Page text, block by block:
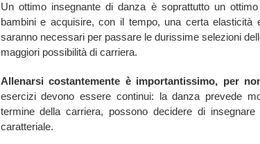
Un ottimo insegnante di danza è soprattutto un
bambini e acquisire, con il tempo, una certa elasticità
saranno necessari per passare le durissime selezioni
maggiori possibilità di carriera.
Allenarsi costantemente è importantissimo, per
esercizi devono essere continui: la danza prevede
termine della carriera, possono decidere di
caratteriale.